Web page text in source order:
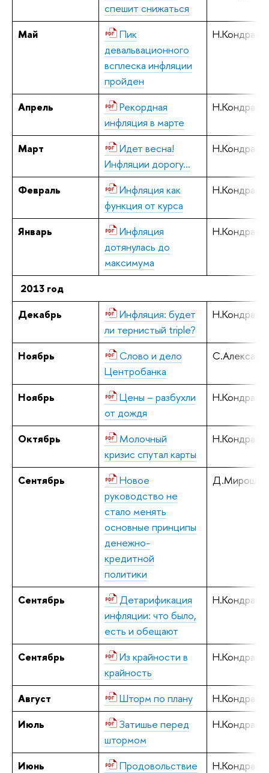
спешит снижаться
Май
Пик
девальвационного
всплеска инфляции
пройден
Апрель
Рекордная
инфляция в марте
Март
Идет весна!
Инфляции дорогу…
Февраль
Инфляция как
функция от курса
Январь
Инфляция
дотянулась до
максимума
2013 год
Декабрь
Инфляция: будет
ли тернистый triple?
Ноябрь
Слово и дело
Центробанка
Ноябрь
Цены – разбухли
от дождя
Октябрь
Молочный
кризис спутал карты
Сентябрь
Новое
руководство не
стало менять
основные принципы
денежно-
кредитной
политики
Сентябрь
Детарификация
инфляции: что было,
есть и обещают
Сентябрь
Из крайности в
крайность
Август Шторм по плану
Июль
Затишье перед
штормом
Июнь
Продовольствие